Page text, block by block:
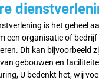
is het geheel
een organisatie of bedrijf
Dit kan bijvoorbeeld
gebouwen en
U bedenkt het, wij